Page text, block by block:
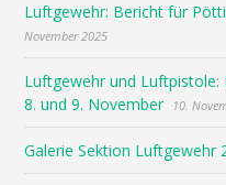
Luftgewehr: Bericht für
November 2025
Luftgewehr und
8. und 9. November
10.
Galerie Sektion Luftgewehr